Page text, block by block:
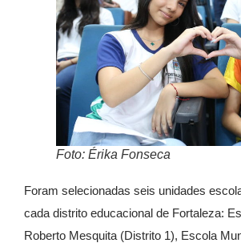
Foto: Érika Fonseca
Foram selecionadas seis unidades
cada distrito educacional de Fortaleza:
Roberto Mesquita (Distrito 1), Escola